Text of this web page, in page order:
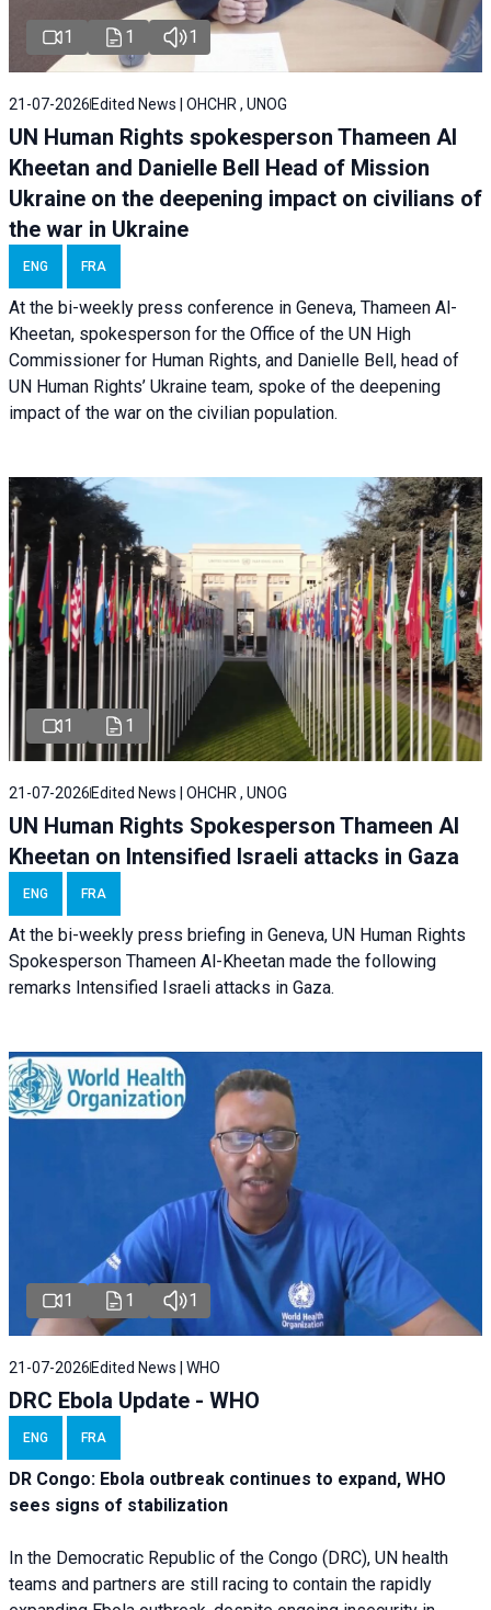
1 1 1
21-07-2026 Edited News | OHCHR , UNOG
UN Human Rights spokesperson Thameen Al
Kheetan and Danielle Bell Head of Mission
Ukraine on the deepening impact on civilians of
the war in Ukraine
ENG FRA
At the bi-weekly press conference in Geneva, Thameen Al-
Kheetan, spokesperson for the Office of the UN High
Commissioner for Human Rights, and Danielle Bell, head of
UN Human Rights’ Ukraine team, spoke of the deepening
impact of the war on the civilian population.
1 1
21-07-2026 Edited News | OHCHR , UNOG
UN Human Rights Spokesperson Thameen Al
Kheetan on Intensified Israeli attacks in Gaza
ENG FRA
At the bi-weekly press briefing in Geneva, UN Human Rights
Spokesperson Thameen Al-Kheetan made the following
remarks Intensified Israeli attacks in Gaza.
1 1 1
21-07-2026 Edited News | WHO
DRC Ebola Update - WHO
ENG FRA
DR Congo: Ebola outbreak continues to expand, WHO
sees signs of stabilization
In the Democratic Republic of the Congo (DRC), UN health
teams and partners are still racing to contain the rapidly